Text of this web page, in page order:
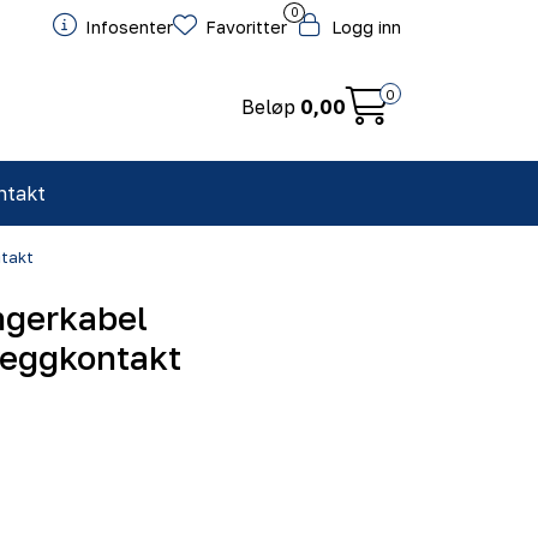
Infosenter
0
Favoritter Logg inn
Beløp 0,00
0